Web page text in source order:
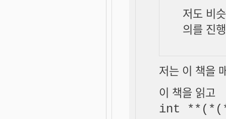
저도 비
의를 진
저는 이 책을
이 책을 읽고
int